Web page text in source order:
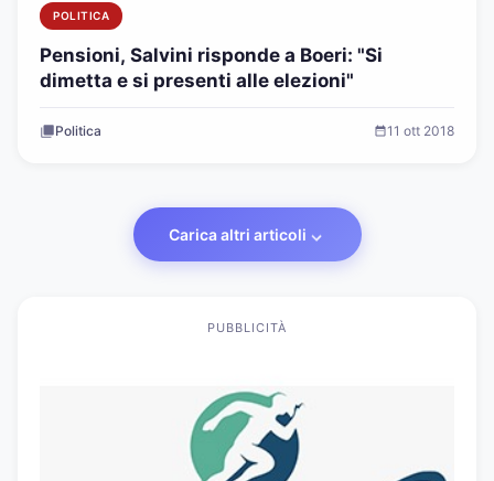
POLITICA
Pensioni, Salvini risponde a Boeri: "Si
dimetta e si presenti alle elezioni"
Politica 11 ott 2018
Carica altri articoli
PUBBLICITÀ